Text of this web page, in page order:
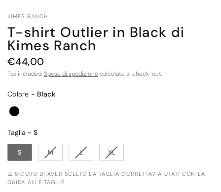
KIMES RANCH
T-shirt Outlier in Black di
Kimes Ranch
€44,00
Tax included.Spese di spedizione calcolate al check-out.
Colore
Colore - Black
Taglia - STaglia
S M L XL
⚠️ SICURO DI AVER SCELTO LA TAGLIA CORRETTA? AIUTATI CON LA
GUIDA ALLE TAGLIE